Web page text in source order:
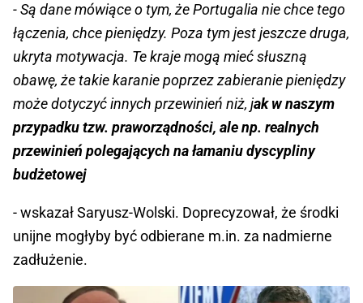
- Są dane mówiące o tym, że Portugalia nie chce tego
łączenia, chce pieniędzy. Poza tym jest jeszcze druga,
ukryta motywacja. Te kraje mogą mieć słuszną
obawę, że takie karanie poprzez zabieranie pieniędzy
może dotyczyć innych przewinień niż, jak w naszym
przypadku tzw. praworządności, ale np. realnych
przewinień polegających na łamaniu dyscypliny
budżetowej
- wskazał Saryusz-Wolski. Doprecyzował, że środki
unijne mogłyby być odbierane m.in. za nadmierne
zadłużenie.